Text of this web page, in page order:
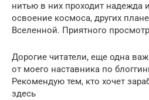
нитью в них проходит надежда
освоение космоса, других
Вселенной. Приятного
Дорогие читатели, еще одна
от моего наставника по
Рекомендую тем, кто хочет
здесь